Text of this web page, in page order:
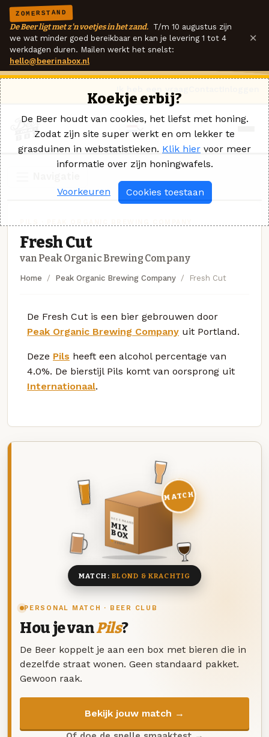
ZOMERSTAND
De Beer ligt met z'n voetjes in het zand. T/m 10 augustus zijn
we wat minder goed bereikbaar en kan je levering 1 tot 4
werkdagen duren. Mailen werkt het snelst:
hello@beerinabox.nl
×
Fresh Cut
van Peak Organic Brewing Company
Home Peak Organic Brewing Company Fresh Cut
De Fresh Cut is een bier gebrouwen door
Peak Organic Brewing Company uit Portland.
Deze Pils heeft een alcohol percentage van
4.0%. De bierstijl Pils komt van oorsprong uit
Internationaal.
PERSONAL MATCH · BEER CLUB
Hou je vanPils?
De Beer koppelt je aan een box met bieren die in
dezelfde straat wonen. Geen standaard pakket.
Gewoon raak.
Bekijk jouw match →
DEZE MAAND
MIX
BOX
8 BIEREN
MATCH
MATCH: BLOND & KRACHTIG
Koekje erbij?
De Beer houdt van cookies, het liefst met honing.
Zodat zijn site super werkt en om lekker te
grasduinen in webstatistieken. Klik hier voor meer
informatie over zijn honingwafels.
Voorkeuren Cookies toestaan